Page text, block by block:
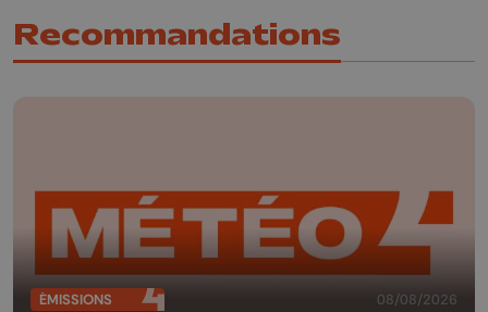
Recommandations
ÉMISSIONS 08/08/2026